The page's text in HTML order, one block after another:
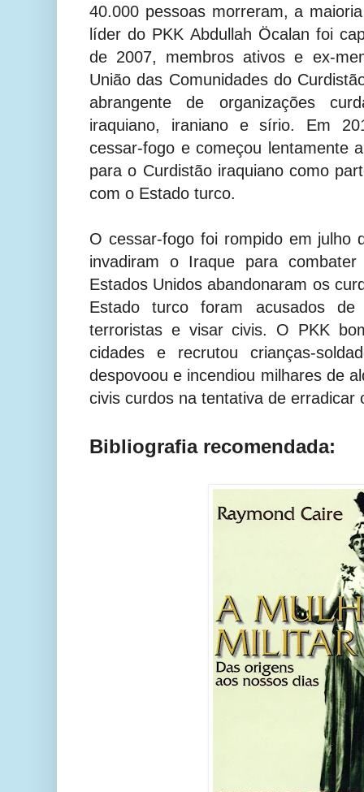
40.000 pessoas morreram, a
líder do PKK Abdullah Öcalan foi
de 2007, membros ativos e ex-
União das Comunidades do
abrangente de organizações
iraquiano, iraniano e sírio. Em
cessar-fogo e começou lentamente
para o Curdistão iraquiano como
com o Estado turco.
O cessar-fogo foi rompido em julho
invadiram o Iraque para
Estados Unidos abandonaram os
Estado turco foram acusados
terroristas e visar civis. O PKK
cidades e recrutou crianças-
despovoou e incendiou milhares de
civis curdos na tentativa de erradicar
Bibliografia recomendada: